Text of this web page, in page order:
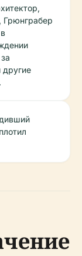
Грюнграбер
другие